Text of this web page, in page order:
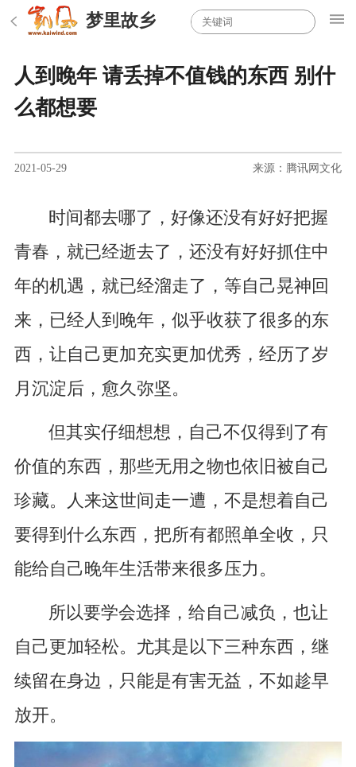
梦里故乡
人到晚年 请丢掉不值钱的东西 别什
么都想要
2021-05-29 来源：腾讯网文化
时间都去哪了，好像还没有好好把握
青春，就已经逝去了，还没有好好抓住中
年的机遇，就已经溜走了，等自己晃神回
来，已经人到晚年，似乎收获了很多的东
西，让自己更加充实更加优秀，经历了岁
月沉淀后，愈久弥坚。
但其实仔细想想，自己不仅得到了有
价值的东西，那些无用之物也依旧被自己
珍藏。人来这世间走一遭，不是想着自己
要得到什么东西，把所有都照单全收，只
能给自己晚年生活带来很多压力。
所以要学会选择，给自己减负，也让
自己更加轻松。尤其是以下三种东西，继
续留在身边，只能是有害无益，不如趁早
放开。